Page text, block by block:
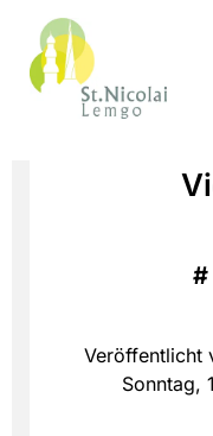
#
Veröffentlicht
Sonntag,